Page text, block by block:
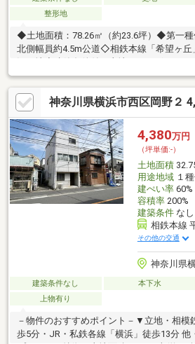
整形地
◆土地面積：78.26㎡（約23.6坪）◆第一
北側幅員約4.5m公道◇相鉄本線「希望ヶ
ーカーにて建築可能です。◇閑静な住宅
パー・コンビニがございます。
神奈川県横浜市西区岡野２
4,380万円
（坪単価:-）
土地面積
用途地域１種
建ぺい率60%
容積率200%
建築条件なし
相鉄本線
その他の交通
神奈川県
建築条件なし 本下水
上物有り
－物件のおすすめポイント－▼立地・相模
歩5分・JR・私鉄各線「横浜」徒歩13分 他